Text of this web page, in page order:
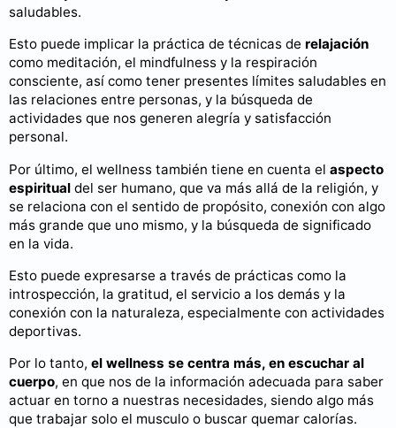
saludables.
Esto puede implicar la práctica de técnicas de relajación
como meditación, el mindfulness y la respiración
consciente, así como tener presentes límites saludables en
las relaciones entre personas, y la búsqueda de
actividades que nos generen alegría y satisfacción
personal.
Por último, el wellness también tiene en cuenta el aspecto
espiritual del ser humano, que va más allá de la religión, y
se relaciona con el sentido de propósito, conexión con algo
más grande que uno mismo, y la búsqueda de significado
en la vida.
Esto puede expresarse a través de prácticas como la
introspección, la gratitud, el servicio a los demás y la
conexión con la naturaleza, especialmente con actividades
deportivas.
Por lo tanto, el wellness se centra más, en escuchar al
cuerpo, en que nos de la información adecuada para saber
actuar en torno a nuestras necesidades, siendo algo más
que trabajar solo el musculo o buscar quemar calorías.